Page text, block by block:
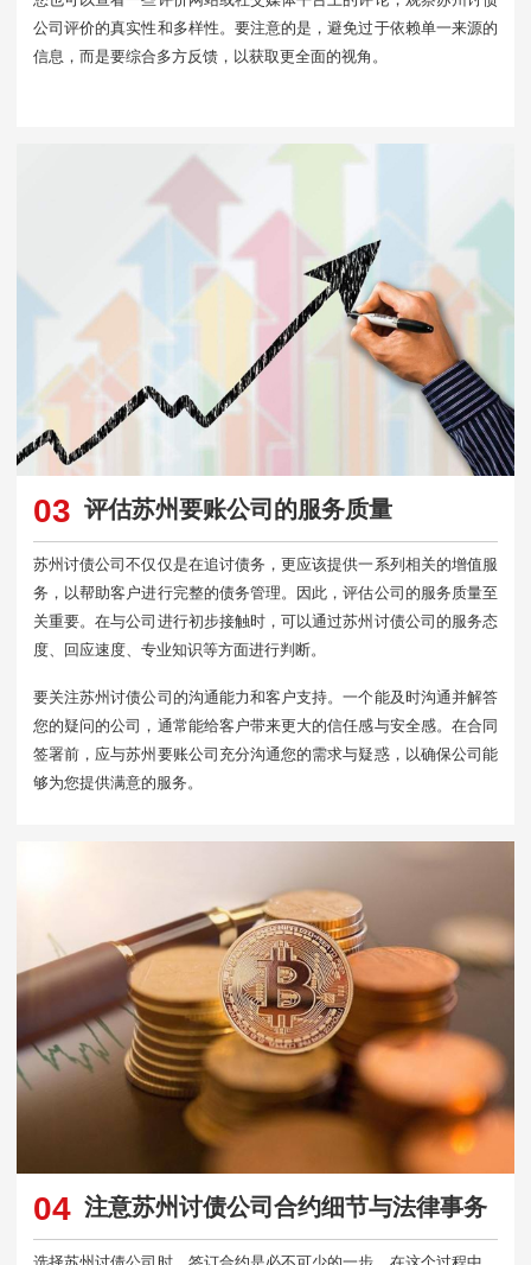
公司评价的真实性和多样性。要注意的是，避免过于依赖单一来源的
信息，而是要综合多方反馈，以获取更全面的视角。
03 评估苏州要账公司的服务质量
苏州讨债公司不仅仅是在追讨债务，更应该提供一系列相关的增值服
务，以帮助客户进行完整的债务管理。因此，评估公司的服务质量至
关重要。在与公司进行初步接触时，可以通过苏州讨债公司的服务态
度、回应速度、专业知识等方面进行判断。
要关注苏州讨债公司的沟通能力和客户支持。一个能及时沟通并解答
您的疑问的公司，通常能给客户带来更大的信任感与安全感。在合同
签署前，应与苏州要账公司充分沟通您的需求与疑惑，以确保公司能
够为您提供满意的服务。
04 注意苏州讨债公司合约细节与法律事务